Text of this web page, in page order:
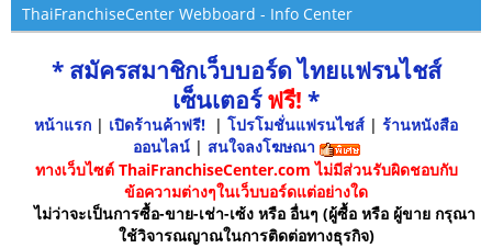
ThaiFranchiseCenter Webboard - Info Center
* สมัครสมาชิกเว็บบอร์ด ไทยแฟรนไชส์
เซ็นเตอร์ฟรี! *
หน้าแรก | เปิดร้านค้าฟรี! | โปรโมชั่นแฟรนไชส์ | ร้านหนังสือ
ออนไลน์ | สนใจลงโฆษณา
ทางเว็บไซต์ ThaiFranchiseCenter.com ไม่มีส่วนรับผิดชอบกับ
ข้อความต่างๆในเว็บบอร์ดแต่อย่างใด
ไม่ว่าจะเป็นการซื้อ-ขาย-เช่า-เซ้ง หรือ อื่นๆ (ผู้ซื้อ หรือ ผู้ขาย กรุณา
ใช้วิจารณญาณในการติดต่อทางธุรกิจ)